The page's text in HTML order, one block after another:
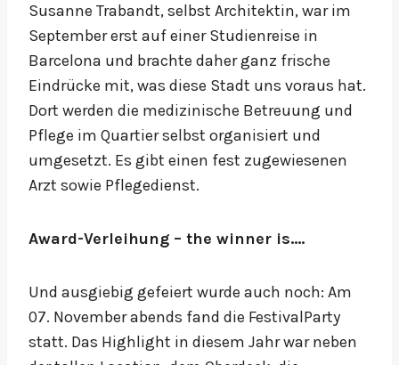
Susanne Trabandt, selbst Architektin, war im
September erst auf einer Studienreise in
Barcelona und brachte daher ganz frische
Eindrücke mit, was diese Stadt uns voraus hat.
Dort werden die medizinische Betreuung und
Pflege im Quartier selbst organisiert und
umgesetzt. Es gibt einen fest zugewiesenen
Arzt sowie Pflegedienst.
Award-Verleihung – the winner is….
Und ausgiebig gefeiert wurde auch noch: Am
07. November abends fand die FestivalParty
statt. Das Highlight in diesem Jahr war neben